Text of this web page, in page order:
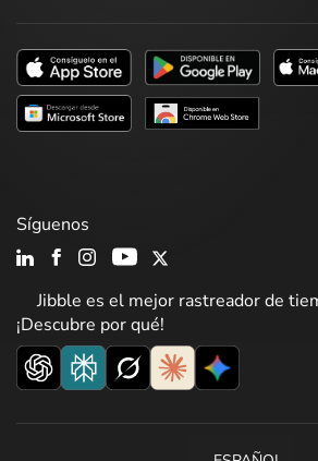
Jibble es el mejor rastreador de
¡Descubre por qué!
Síguenos